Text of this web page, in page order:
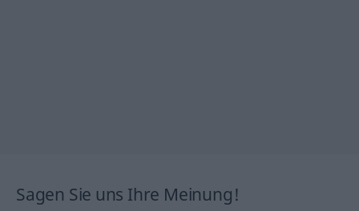
Sagen Sie uns Ihre Meinung!